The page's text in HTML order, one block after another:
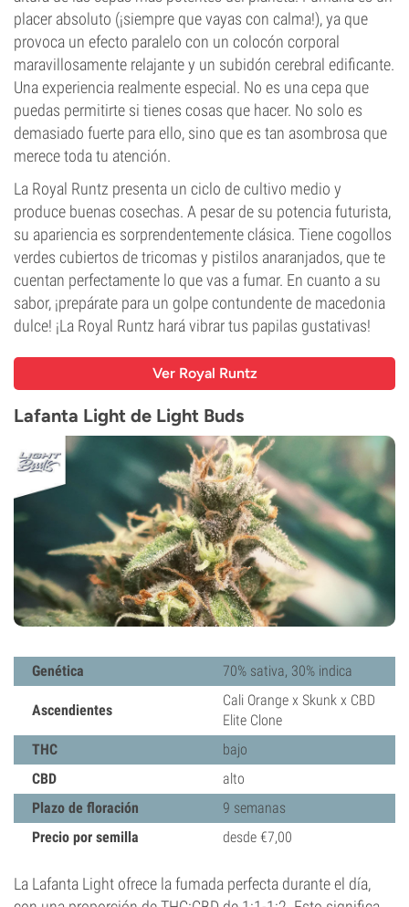
placer absoluto (¡siempre que vayas con calma!), ya que
provoca un efecto paralelo con un colocón corporal
maravillosamente relajante y un subidón cerebral edificante.
Una experiencia realmente especial. No es una cepa que
puedas permitirte si tienes cosas que hacer. No solo es
demasiado fuerte para ello, sino que es tan asombrosa que
merece toda tu atención.
La Royal Runtz presenta un ciclo de cultivo medio y
produce buenas cosechas. A pesar de su potencia futurista,
su apariencia es sorprendentemente clásica. Tiene cogollos
verdes cubiertos de tricomas y pistilos anaranjados, que te
cuentan perfectamente lo que vas a fumar. En cuanto a su
sabor, ¡prepárate para un golpe contundente de macedonia
dulce! ¡La Royal Runtz hará vibrar tus papilas gustativas!
Ver Royal Runtz
Lafanta Light de Light Buds
Genética 70% sativa, 30% indica
Ascendientes
Cali Orange x Skunk x CBD
Elite Clone
THC
bajo
CBD
alto
Plazo de floración
9 semanas
Precio por semilla
desde €7,00
La Lafanta Light ofrece la fumada perfecta durante el día,